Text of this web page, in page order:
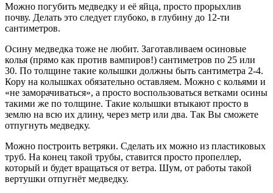
Можно погубить медведку и её яйца, просто прорыхлив
почву. Делать это следует глубоко, в глубину до 12-ти
сантиметров.
Осину медведка тоже не любит. Заготавливаем осиновые
колья (прямо как против вампиров!) сантиметров по 25 или
30. По толщине такие колышки должны быть сантиметра 2-4.
Кору на колышках обязательно оставляем. Можно с кольями и
«не заморачиваться», а просто воспользоваться ветками осины
такими же по толщине. Такие колышки втыкают просто в
землю на всю их длину, через метр или два. Так Вы сможете
отпугнуть медведку.
Можно построить ветряки. Сделать их можно из пластиковых
труб. На конец такой трубы, ставится просто пропеллер,
который и будет вращаться от ветра. Шум, от работы такой
вертушки отпугнёт медведку.